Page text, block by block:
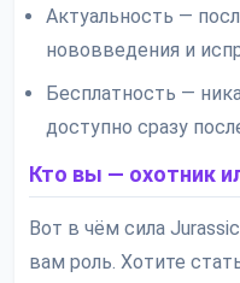
Актуальность —
нововведения и
Бесплатность —
доступно сразу
Кто вы — охотник
Вот в чём сила
вам роль. Хотите